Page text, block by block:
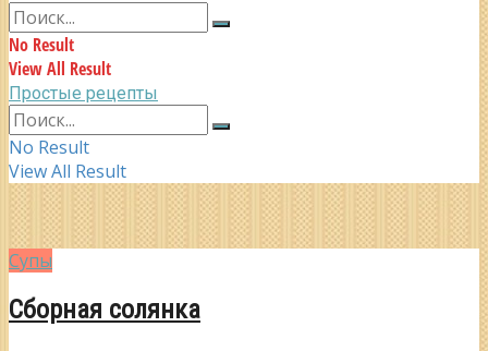
No Result
View All Result
Простые рецепты
No Result
View All Result
Супы
Сборная солянка